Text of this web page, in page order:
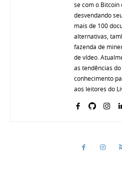
se com o Bitcoin
desvendando
mais de 100
alternativas,
fazenda de
de vídeo.
as tendências
conhecimento
aos leitores do